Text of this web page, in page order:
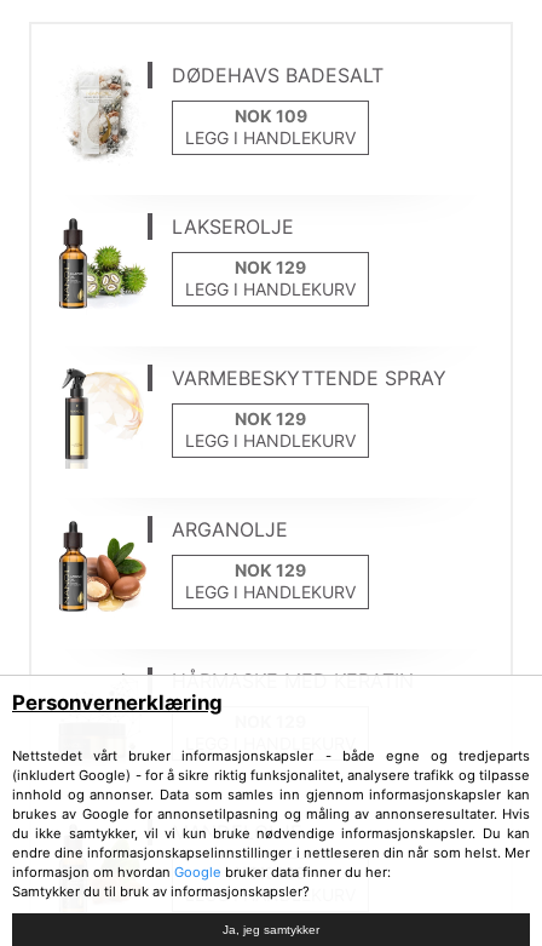
DØDEHAVS BADESALT
LEGG I HANDLEKURV
LAKSEROLJE
LEGG I HANDLEKURV
VARMEBESKYTTENDE SPRAY
LEGG I HANDLEKURV
ARGANOLJE
LEGG I HANDLEKURV
HÅRMASKE MED KERATIN
MANDELOLJE
LEGG I HANDLEKURV
Personvernerklæring
Nettstedet vårt bruker informasjonskapsler - både egne og tredjeparts
(inkludert Google) - for å sikre riktig funksjonalitet, analysere trafikk og tilpasse
innhold og annonser. Data som samles inn gjennom informasjonskapsler kan
brukes av Google for annonsetilpasning og måling av annonseresultater. Hvis
du ikke samtykker, vil vi kun bruke nødvendige informasjonskapsler. Du kan
endre dine informasjonskapselinnstillinger i nettleseren din når som helst. Mer
informasjon om hvordan Google bruker data finner du her:
Samtykker du til bruk av informasjonskapsler?
Ja, jeg samtykker